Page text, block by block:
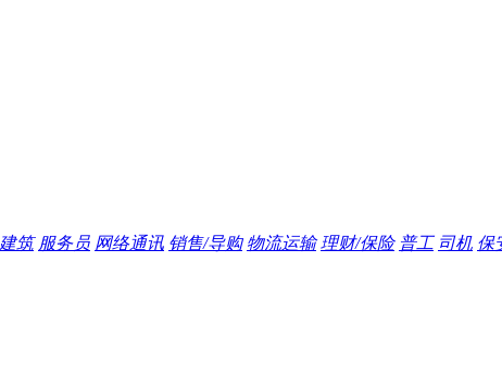
建筑 服务员 网络通讯 销售/导购 物流运输 理财/保险 普工 司机 保